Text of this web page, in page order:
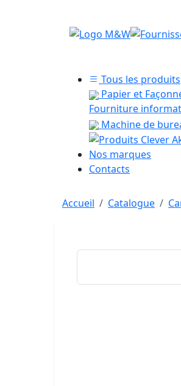
Tous les produits
Papier et
Fourniture
Machine de
Nos marques
Contacts
Accueil Catalogue